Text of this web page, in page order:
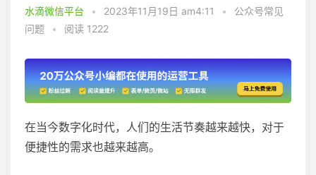
水滴微信平台 • 2023年11月19日 am4:11 •
公众号常见
问题
• 阅读 1222
在当今数字化时代，人们的生活节奏越来越快，对于
便捷性的需求也越来越高。